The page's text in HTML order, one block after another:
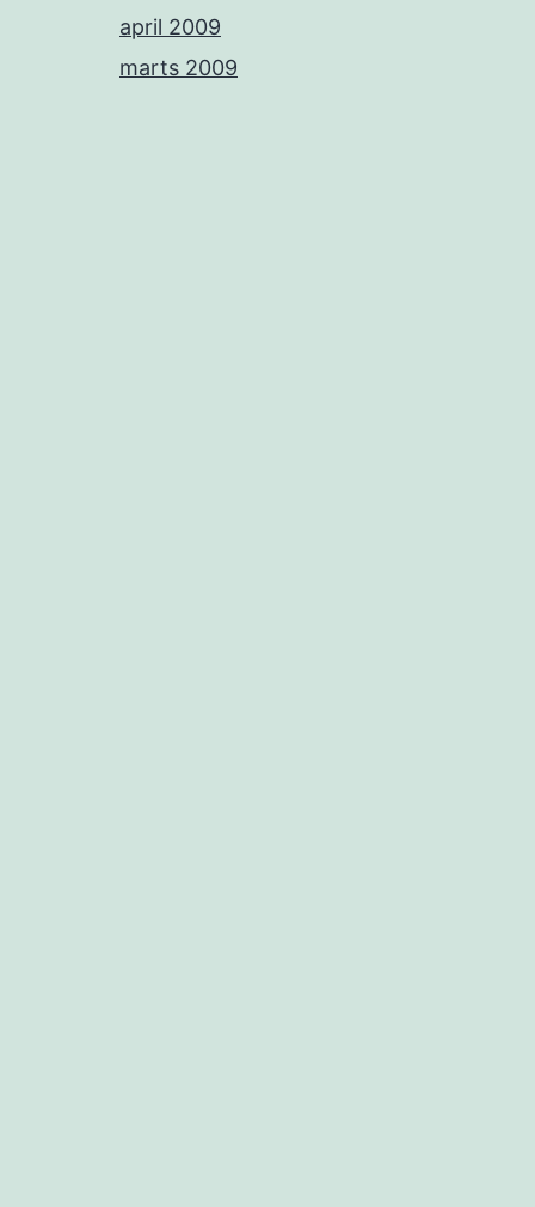
april 2009
marts 2009